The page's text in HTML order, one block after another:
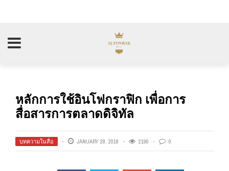
หลักการใช้อินโฟกราฟิก เพื่อการ
สื่อสารการตลาดดิจิทัล
บทความในสื่อ JANUARY 28, 2018 2190 0